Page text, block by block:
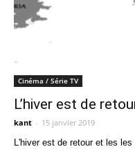
Cinéma / Série TV
L’hiver est de
kant - 15 janvier 2019
L'hiver est de retour et les